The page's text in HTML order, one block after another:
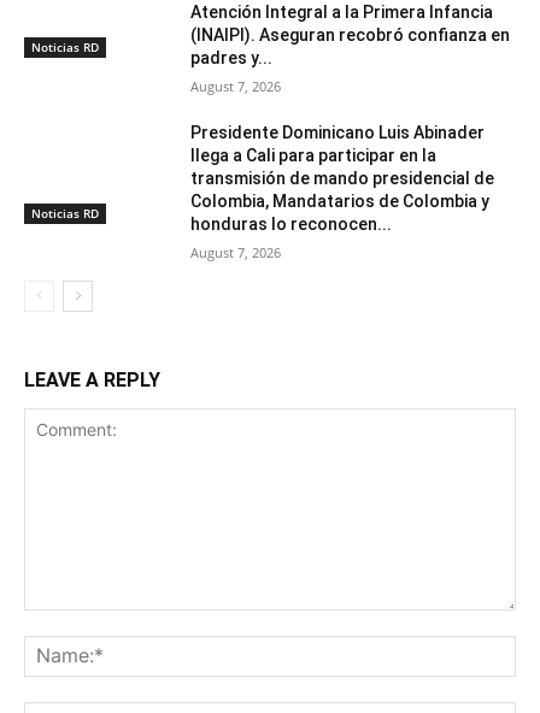
Noticias RD
Atención Integral a la Primera Infancia
(INAIPI). Aseguran recobró confianza en
padres y...
August 7, 2026
Noticias RD
Presidente Dominicano Luis Abinader
llega a Cali para participar en la
transmisión de mando presidencial de
Colombia, Mandatarios de Colombia y
honduras lo reconocen...
August 7, 2026
LEAVE A REPLY